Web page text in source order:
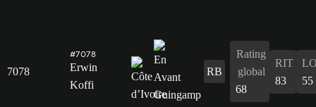
7078
#7078
Erwin
Koffi
RB
Rating
global
68
RIT
83
55